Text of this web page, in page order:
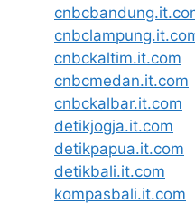
cnbckaltim.it.com
cnbcmedan.it.com
cnbckalbar.it.com
detikjogja.it.com
detikpapua.it.com
detikbali.it.com
kompasbali.it.com